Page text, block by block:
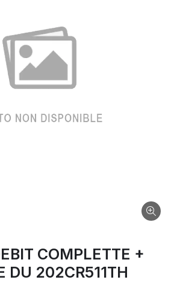
COMPLETTE +
DU 202CR511TH